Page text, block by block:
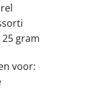
gram
voor: